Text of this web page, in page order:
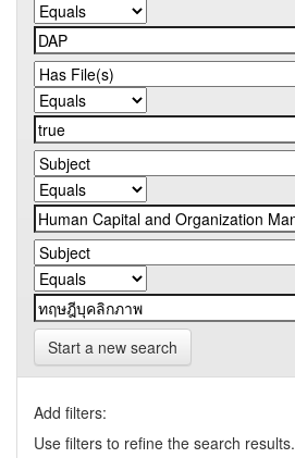
Start a new search
Add filters:
Use filters to refine the search results.